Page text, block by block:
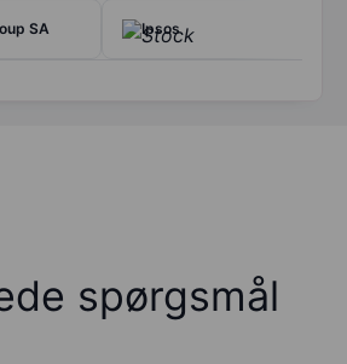
SA Ipsos
spørgsmål